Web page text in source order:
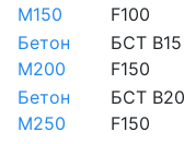
М150
F100
Бетон
М200
БСТ
F150
Бетон
М250
БСТ
F150